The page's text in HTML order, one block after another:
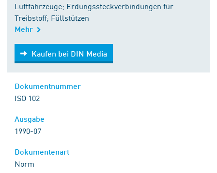
Luftfahrzeuge; Erdungssteckverbindungen für
Treibstoff; Füllstützen
Mehr
Kaufen bei DIN Media
Kaufen bei DIN Media
ISO 102
1990-07
Norm